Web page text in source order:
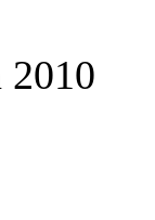
2010